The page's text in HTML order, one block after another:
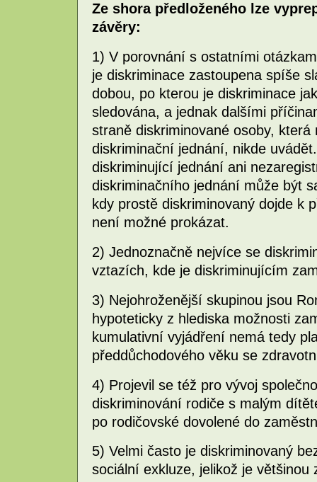
Ze shora předloženého lze
závěry:
1) V porovnání s ostatními
je diskriminace zastoupena spíše
dobou, po kterou je diskriminace
sledována, a jednak dalšími
straně diskriminované osoby,
diskriminační jednání, nikde
diskriminující jednání ani
diskriminačního jednání může být
kdy prostě diskriminovaný dojde k
není možné prokázat.
2) Jednoznačně nejvíce se
vztazích, kde je diskriminujícím
3) Nejohroženější skupinou jsou
hypoteticky z hlediska možnosti
kumulativní vyjádření nemá tedy
předdůchodového věku se
4) Projevil se též pro vývoj
diskriminování rodiče s malým
po rodičovské dovolené do
5) Velmi často je diskriminovaný
sociální exkluze, jelikož je většinou